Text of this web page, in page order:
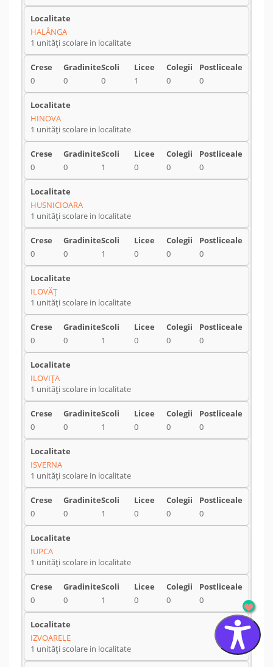
HALÂNGA
1 unități scolare in localitate
0 0 0 1 0 0
HINOVA
1 unități scolare in localitate
0 0 1 0 0 0
HUSNICIOARA
1 unități scolare in localitate
0 0 1 0 0 0
ILOVĂŢ
1 unități scolare in localitate
0 0 1 0 0 0
ILOVIŢA
1 unități scolare in localitate
0 0 1 0 0 0
ISVERNA
1 unități scolare in localitate
0 0 1 0 0 0
IUPCA
1 unități scolare in localitate
0 0 1 0 0 0
IZVOARELE
1 unități scolare in localitate